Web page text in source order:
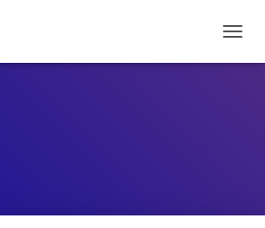
ビ
替